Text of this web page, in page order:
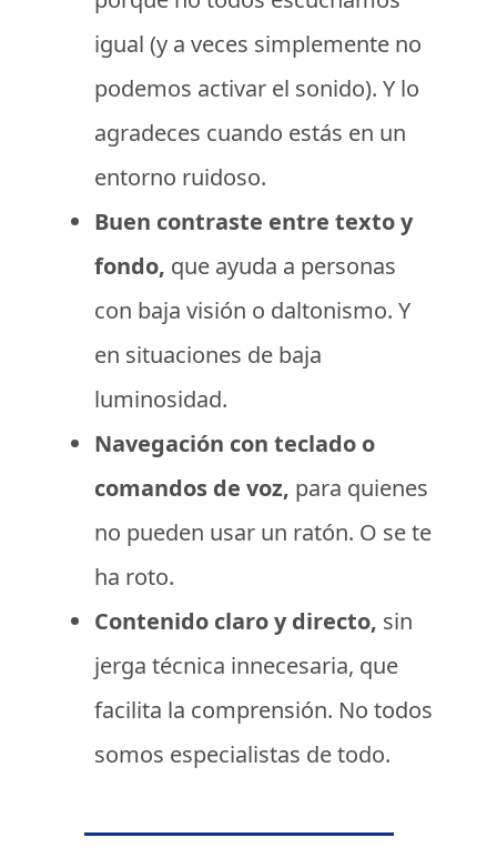
igual (y a veces simplemente no
podemos activar el sonido). Y lo
agradeces cuando estás en un
entorno ruidoso.
Buen contraste entre texto y
fondo, que ayuda a personas
con baja visión o daltonismo. Y
en situaciones de baja
luminosidad.
Navegación con teclado o
comandos de voz, para quienes
no pueden usar un ratón. O se te
ha roto.
Contenido claro y directo, sin
jerga técnica innecesaria, que
facilita la comprensión. No todos
somos especialistas de todo.